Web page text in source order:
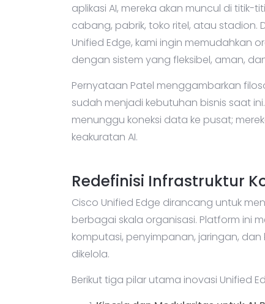
aplikasi AI, mereka akan muncul di
cabang, pabrik, toko ritel, atau stadion.
Unified Edge, kami ingin memudahkan
dengan sistem yang fleksibel, aman,
Pernyataan Patel menggambarkan
sudah menjadi kebutuhan bisnis saat
menunggu koneksi data ke pusat;
keakuratan AI.
Redefinisi Infrastruktur
Cisco Unified Edge dirancang untuk
berbagai skala organisasi. Platform ini
komputasi, penyimpanan, jaringan,
dikelola.
Berikut tiga pilar utama inovasi Unified